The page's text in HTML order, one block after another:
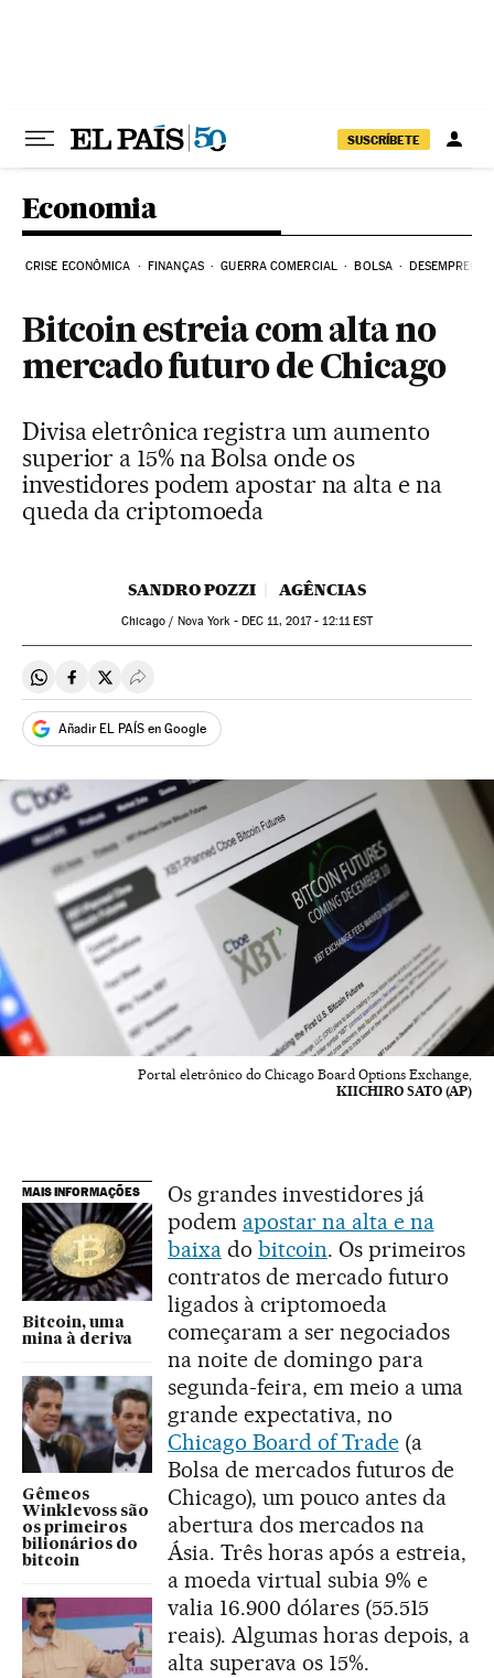
SUSCRÍBETE
Economia
CRISE ECONÔMICA FINANÇAS GUERRA COMERCIAL BOLSA DESEMPREGO
Bitcoin estreia com alta no
mercado futuro de Chicago
Divisa eletrônica registra um aumento
superior a 15% na Bolsa onde os
investidores podem apostar na alta e na
queda da criptomoeda
SANDRO POZZI AGÊNCIAS
Chicago / Nova York - DEC 11, 2017 - 12:11EST
Compartir en Whatsapp
Compartir en Facebook
Compartir en Twitter
Desplegar Redes Sociales
Añadir EL PAÍS en Google
Portal eletrônico do Chicago Board Options Exchange,
KIICHIRO SATO (AP)
MAIS INFORMAÇÕES
Bitcoin, uma
mina à deriva
Gêmeos
Winklevoss são
os primeiros
bilionários do
bitcoin
Os grandes investidores já
podem apostar na alta e na
baixado bitcoin. Os primeiros
contratos de mercado futuro
ligados à criptomoeda
começaram a ser negociados
na noite de domingo para
segunda-feira, em meio a uma
grande expectativa, no
Chicago Board of Trade(a
Bolsa de mercados futuros de
Chicago), um pouco antes da
abertura dos mercados na
Ásia. Três horas após a estreia,
a moeda virtual subia 9% e
valia 16.900 dólares (55.515
reais). Algumas horas depois, a
alta superava os 15%.